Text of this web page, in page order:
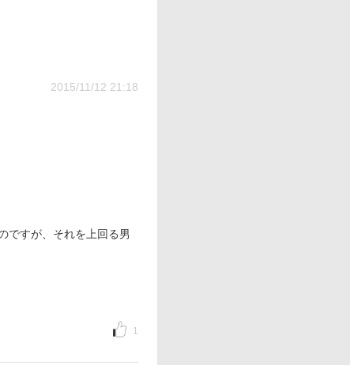
2015/11/12 21:18
ですが、それを上回る男
1